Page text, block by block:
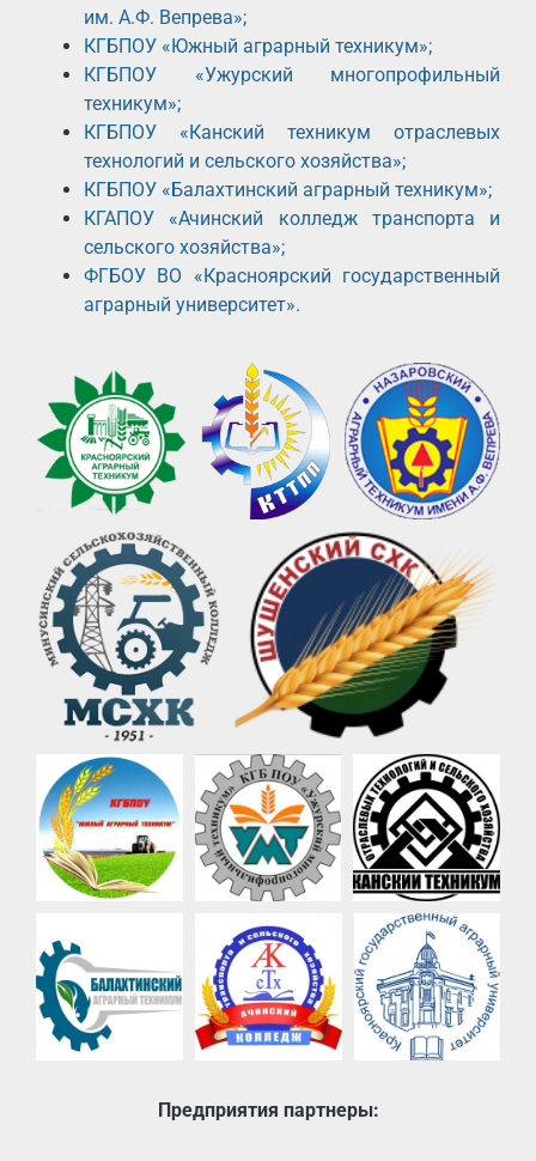
им. А.Ф. Вепрева»;
КГБПОУ «Южный аграрный техникум»;
КГБПОУ «Ужурский многопрофильный
техникум»;
КГБПОУ «Канский техникум отраслевых
технологий и сельского хозяйства»;
КГБПОУ «Балахтинский аграрный техникум»;
КГАПОУ «Ачинский колледж транспорта и
сельского хозяйства»;
ФГБОУ ВО «Красноярский государственный
аграрный университет».
Предприятия партнеры: